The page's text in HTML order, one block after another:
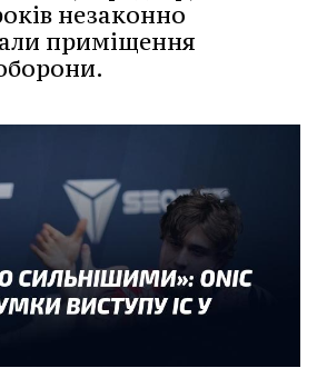
незаконно
приміщення